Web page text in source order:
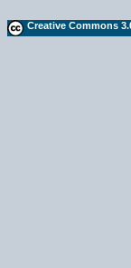
Creative Commons